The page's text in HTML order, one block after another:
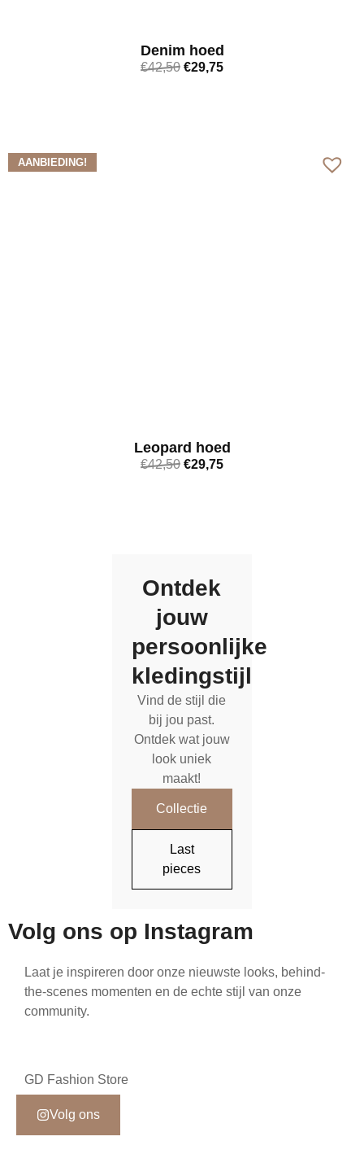
Denim hoed
€42,50 €29,75
AANBIEDING!
Leopard hoed
€42,50 €29,75
Ontdek
jouw
persoonlijke
kledingstijl
Vind de stijl die
bij jou past.
Ontdek wat jouw
look uniek
maakt!
Collectie
Last
pieces
Volg ons op Instagram
Laat je inspireren door onze nieuwste looks, behind-
the-scenes momenten en de echte stijl van onze
community.
GD Fashion Store
Volg ons